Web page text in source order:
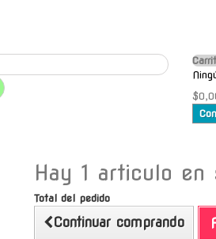
Hay 1 articulo en
Total del pedido
Continuar comprando